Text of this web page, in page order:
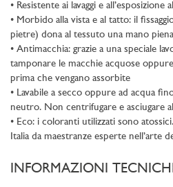
• Resistente ai lavaggi e all’esposizione
• Morbido alla vista e al tatto: il
pietre) dona al tessuto una mano
• Antimacchia: grazie a una speciale
tamponare le macchie acquose
prima che vengano assorbite
• Lavabile a secco oppure ad acqua
neutro. Non centrifugare e asciugare
• Eco: i coloranti utilizzati sono
Italia da maestranze esperte nell’arte
INFORMAZIONI